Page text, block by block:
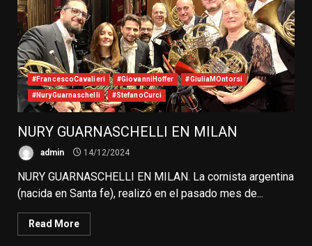
#FrancescoCavalieri #GiovanniHoffer #GiuliaMOntorsi
#NuryGuarnaschelli #StefanoCurci
NURY GUARNASCHELLI EN MILAN
admin 14/12/2024
NURY GUARNASCHELLI EN MILAN. La cornista argentina
(nacida en Santa fe), realizó en el pasado mes de...
Read More